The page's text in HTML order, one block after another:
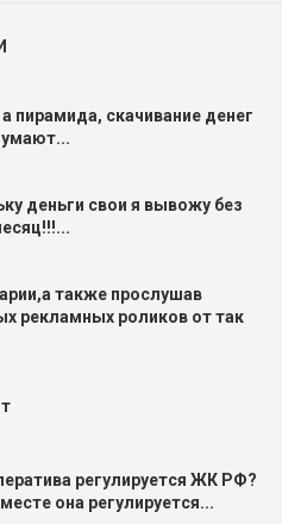
пирамида, скачивание денег
деньги свои я вывожу без
также прослушав
рекламных роликов от так
регулируется ЖК РФ?
она регулируется...